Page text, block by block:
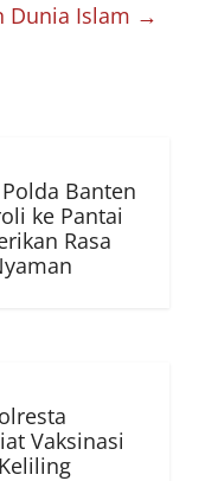
Dunia Islam →
Banten
ke Pantai
Rasa
Vaksinasi